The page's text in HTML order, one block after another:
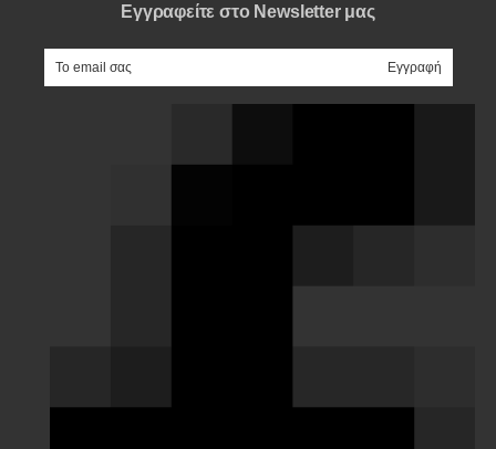
Εγγραφείτε στο Newsletter μας
e-mail